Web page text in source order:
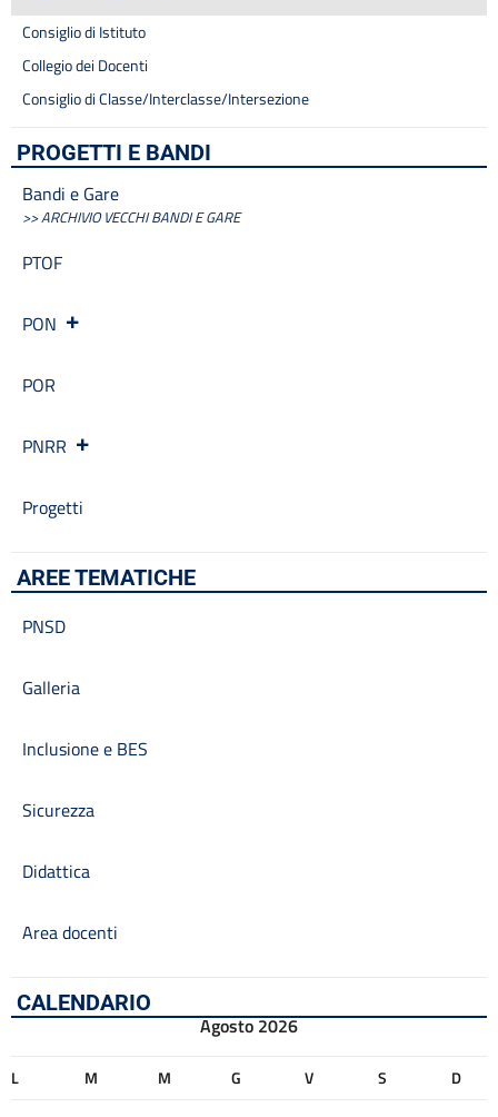
Posizioni organizzative
Progetti
Progetti Piano Triennale dell’Offerta Formativa
Protocollo Sicurezza
Quadri orario
Rassegna stampa
Regolamenti
Rendiconti gruppi consiliari regionali/provinciali
Segreteria
Sicurezza
Telefono e posta elettronica
Consiglio di Istituto
Collegio dei Docenti
Consiglio di Classe/Interclasse/Intersezione
PROGETTI E BANDI
Bandi e Gare
>> ARCHIVIO VECCHI BANDI E GARE
PTOF
PON
POR
PNRR
Progetti
AREE TEMATICHE
PNSD
Galleria
Inclusione e BES
Sicurezza
Didattica
Area docenti
CALENDARIO
Agosto 2026
L M M G V S D